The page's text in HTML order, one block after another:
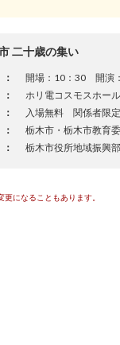
二十歳の集い
：
開場：10：30 開演
：
ホリ電コスモスホー
：
入場無料 関係者限定
：
栃木市・栃木市教育
： 栃木市役所地域振興
になることもあります。